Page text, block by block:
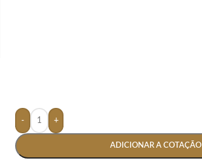
- +
ADICIONAR A COTAÇÃO